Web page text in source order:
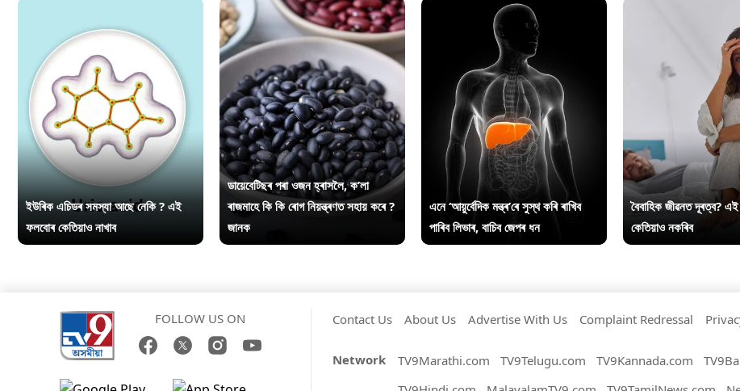
ইউৰিক এচিডৰ সমস্যা আছে নেকি ? এই
ফলবোৰ কেতিয়াও নাখাব
ডায়েবেটিছৰ পৰা ওজন হ্ৰাসলৈ, ক’লা
ৰাজমাহে কি কি ৰোগ নিয়ন্ত্ৰণত সহায় কৰে ?
জানক
এনে ‘আয়ুৰ্বেদিক মন্ত্ৰ’ৰে সুস্থ কৰি ৰাখিব
পাৰিব লিভাৰ, বাচিব জেপৰ ধন
বৈবাহিক জীৱনত দূৰত্ব?
কেতিয়াও নকৰিব
FOLLOW US ON Contact Us About Us Advertise With Us Complaint Redressal
Network TV9Marathi.com TV9Telugu.com TV9Kannada.com